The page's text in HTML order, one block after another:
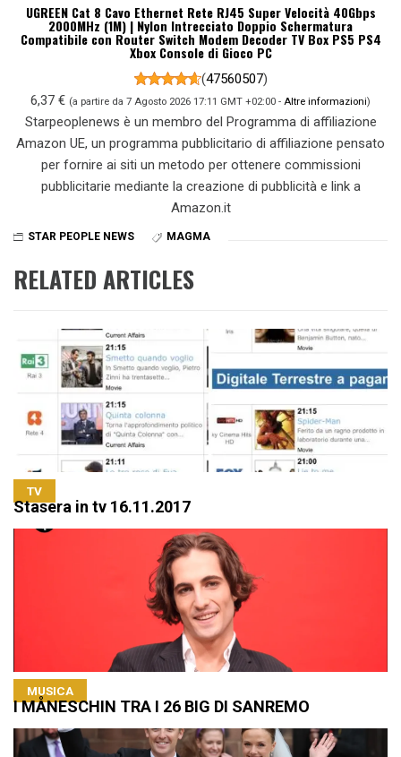
UGREEN Cat 8 Cavo Ethernet Rete RJ45 Super Velocità 40Gbps
2000MHz (1M) | Nylon Intrecciato Doppio Schermatura
Compatibile con Router Switch Modem Decoder TV Box PS5 PS4
Xbox Console di Gioco PC
(47560507)
6,37 € (a partire da 7 Agosto 2026 17:11 GMT +02:00 - Altre informazioni)
Starpeoplenews è un membro del Programma di affiliazione
Amazon UE, un programma pubblicitario di affiliazione pensato
per fornire ai siti un metodo per ottenere commissioni
pubblicitarie mediante la creazione di pubblicità e link a
Amazon.it
STAR PEOPLE NEWS MAGMA
RELATED ARTICLES
TV
Stasera in tv 16.11.2017
MUSICA
I MÅNESCHIN TRA I 26 BIG DI SANREMO